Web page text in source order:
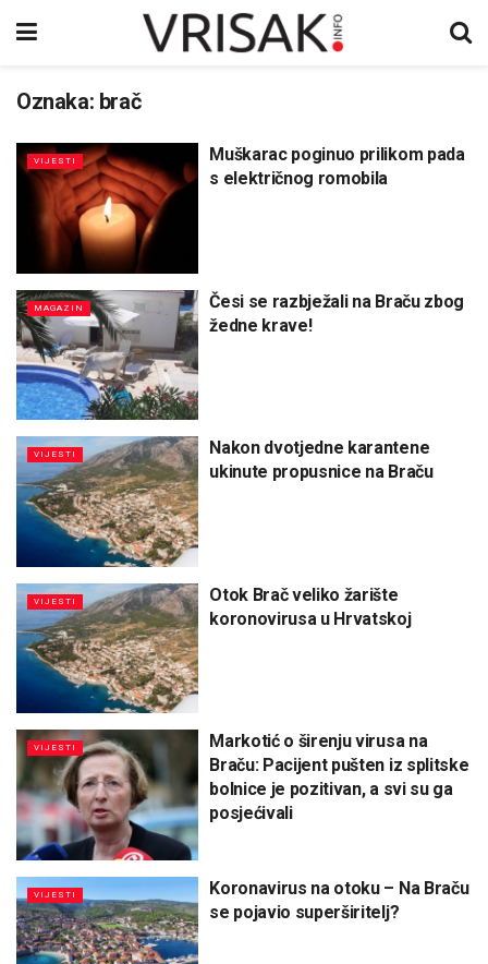
Oznaka: brač
VIJESTI
Muškarac poginuo prilikom pada
s električnog romobila
MAGAZIN
Česi se razbježali na Braču zbog
žedne krave!
VIJESTI
Nakon dvotjedne karantene
ukinute propusnice na Braču
VIJESTI
Otok Brač veliko žarište
koronovirusa u Hrvatskoj
VIJESTI
Markotić o širenju virusa na
Braču: Pacijent pušten iz splitske
bolnice je pozitivan, a svi su ga
posjećivali
VIJESTI
Koronavirus na otoku – Na Braču
se pojavio superširitelj?